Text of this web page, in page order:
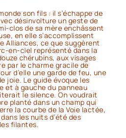
son fils : il s’échappe de
désinvolture un geste de
clos de sa mère enchâssent
en elle s’accomplissent
Alliances, ce que suggèrent
en-ciel représenté dans la
chérubins, aux visages
par le charme gracile de
d’elle une garde de feu, une
joie. Le guide évoque les
et à gauche du panneau
le silence. On voudrait
planté dans un champ qui
la courbe de la Voie lactée,
les nuits d’été des
filantes.